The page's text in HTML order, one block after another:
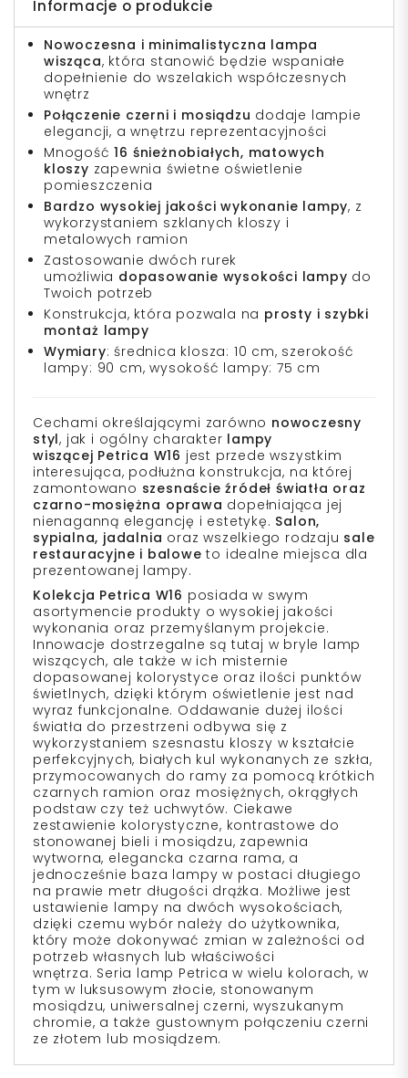
Informacje o produkcie
Nowoczesna i minimalistyczna lampa
wisząca, która stanowić będzie wspaniałe
dopełnienie do wszelakich współczesnych
wnętrz
Połączenie czerni i mosiądzu dodaje lampie
elegancji, a wnętrzu reprezentacyjności
Mnogość16 śnieżnobiałych, matowych
kloszy zapewnia świetne oświetlenie
pomieszczenia
Bardzo wysokiej jakości wykonanie lampy, z
wykorzystaniem szklanych kloszy i
metalowych ramion
Zastosowanie dwóch rurek
umożliwia dopasowanie wysokości lampy do
Twoich potrzeb
Konstrukcja, która pozwala na prosty i szybki
montaż lampy
Wymiary: średnica klosza: 10 cm, szerokość
lampy: 90 cm, wysokość lampy: 75 cm
Cechami określającymi zarówno nowoczesny
styl, jak i ogólny charakter lampy
wiszącej Petrica W16 jest przede wszystkim
interesująca, podłużna konstrukcja, na której
zamontowano szesnaście źródeł światła oraz
czarno-mosiężna oprawa dopełniająca jej
nienaganną elegancję i estetykę. Salon,
sypialna, jadalnia oraz wszelkiego rodzaju sale
restauracyjne i balowe to idealne miejsca dla
prezentowanej lampy.
Kolekcja Petrica W16 posiada w swym
asortymencie produkty o wysokiej jakości
wykonania oraz przemyślanym projekcie.
Innowacje dostrzegalne są tutaj w bryle lamp
wiszących, ale także w ich misternie
dopasowanej kolorystyce oraz ilości punktów
świetlnych, dzięki którym oświetlenie jest nad
wyraz funkcjonalne. Oddawanie dużej ilości
światła do przestrzeni odbywa się z
wykorzystaniem szesnastu kloszy w kształcie
perfekcyjnych, białych kul wykonanych ze szkła,
przymocowanych do ramy za pomocą krótkich
czarnych ramion oraz mosiężnych, okrągłych
podstaw czy też uchwytów. Ciekawe
zestawienie kolorystyczne, kontrastowe do
stonowanej bieli i mosiądzu, zapewnia
wytworna, elegancka czarna rama, a
jednocześnie baza lampy w postaci długiego
na prawie metr długości drążka. Możliwe jest
ustawienie lampy na dwóch wysokościach,
dzięki czemu wybór należy do użytkownika,
który może dokonywać zmian w zależności od
potrzeb własnych lub właściwości
wnętrza. Seria lamp Petrica w wielu kolorach, w
tym w luksusowym złocie, stonowanym
mosiądzu, uniwersalnej czerni, wyszukanym
chromie, a także gustownym połączeniu czerni
ze złotem lub mosiądzem.